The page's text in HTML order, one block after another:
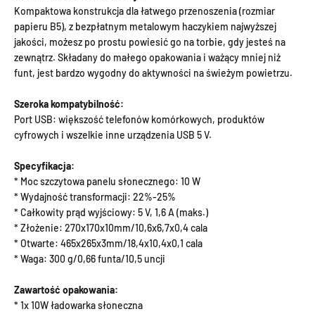
Kompaktowa konstrukcja dla łatwego przenoszenia (rozmiar
papieru B5), z bezpłatnym metalowym haczykiem najwyższej
jakości, możesz po prostu powiesić go na torbie, gdy jesteś na
zewnątrz. Składany do małego opakowania i ważący mniej niż
funt, jest bardzo wygodny do aktywności na świeżym powietrzu.
Szeroka kompatybilność:
Port USB: większość telefonów komórkowych, produktów
cyfrowych i wszelkie inne urządzenia USB 5 V.
Specyfikacja:
* Moc szczytowa panelu słonecznego: 10 W
* Wydajność transformacji: 22%-25%
* Całkowity prąd wyjściowy: 5 V, 1,6 A (maks.)
* Złożenie: 270x170x10mm/10,6x6,7x0,4 cala
* Otwarte: 465x265x3mm/18,4x10,4x0,1 cala
* Waga: 300 g/0,66 funta/10,5 uncji
Zawartość opakowania:
* 1x 10W ładowarka słoneczna